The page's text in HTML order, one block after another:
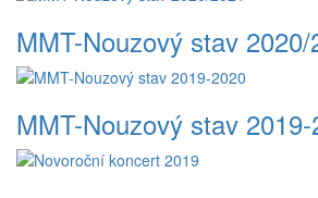
MMT-Nouzový stav 2020/
MMT-Nouzový stav